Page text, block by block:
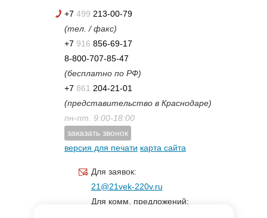
+7 499 213-00-79
(тел. / факс)
+7 916 856-69-17
8-800-707-85-47
(бесплатно по РФ)
+7 861 204-21-01
(представительство в Краснодаре)
пн-пт. 9:00-18:00
заказать звонок
версия для печати карта сайта
Для заявок:
21@21vek-220v.ru
Для комм. предложений: